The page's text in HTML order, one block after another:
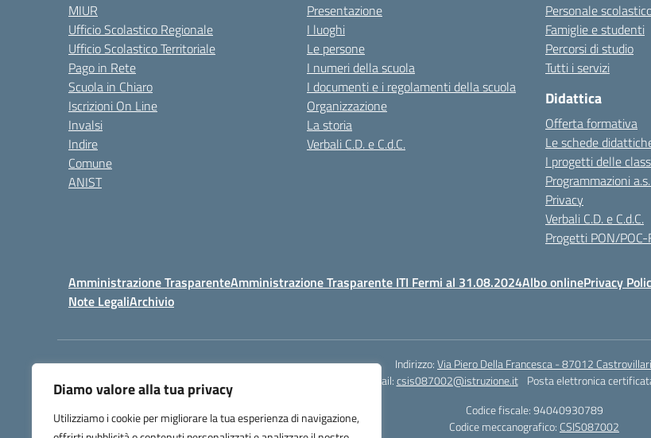
Diamo valore alla tua privacy
Utilizziamo i cookie per migliorare la tua esperienza di navigazione,
MIUR
Ufficio Scolastico Regionale
Ufficio Scolastico Territoriale
Pago in Rete
Scuola in Chiaro
Iscrizioni On Line
Invalsi
Indire
Comune
ANIST
Presentazione
I luoghi
Le persone
I numeri della scuola
I documenti e i regolamenti della scuola
Organizzazione
La storia
Verbali C.D. e C.d.C.
Personale
Famiglie e studenti
Percorsi di studio
Tutti i servizi
Didattica
Offerta formativa
Le schede
I progetti delle
Programmazioni
Privacy
Verbali C.D. e C.d.C.
Progetti PON/POC-
Amministrazione TrasparenteAmministrazione Trasparente ITI Fermi al 31.08.2024Albo onlinePrivacy
Note LegaliArchivio
Indirizzo:Via Piero Della Francesca - 87012
Email:csis087002@istruzione.it Posta elettronica
Codice fiscale: 94040930789
Codice meccanografico: CSIS087002